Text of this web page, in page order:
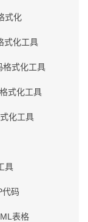
式化
式化工具
格式化工具
式化工具
化工具
具
代码
表格